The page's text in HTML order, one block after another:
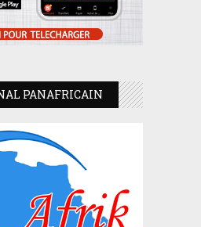
PANAFRICAIN